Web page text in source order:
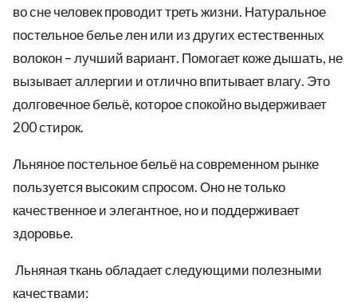
во сне человек проводит треть жизни. Натуральное
постельное белье лен или из других естественных
волокон – лучший вариант. Помогает коже дышать, не
вызывает аллергии и отлично впитывает влагу. Это
долговечное бельё, которое спокойно выдерживает
200 стирок.
Льняное постельное бельё на современном рынке
пользуется высоким спросом. Оно не только
качественное и элегантное, но и поддерживает
здоровье.
Льняная ткань обладает следующими полезными
качествами: